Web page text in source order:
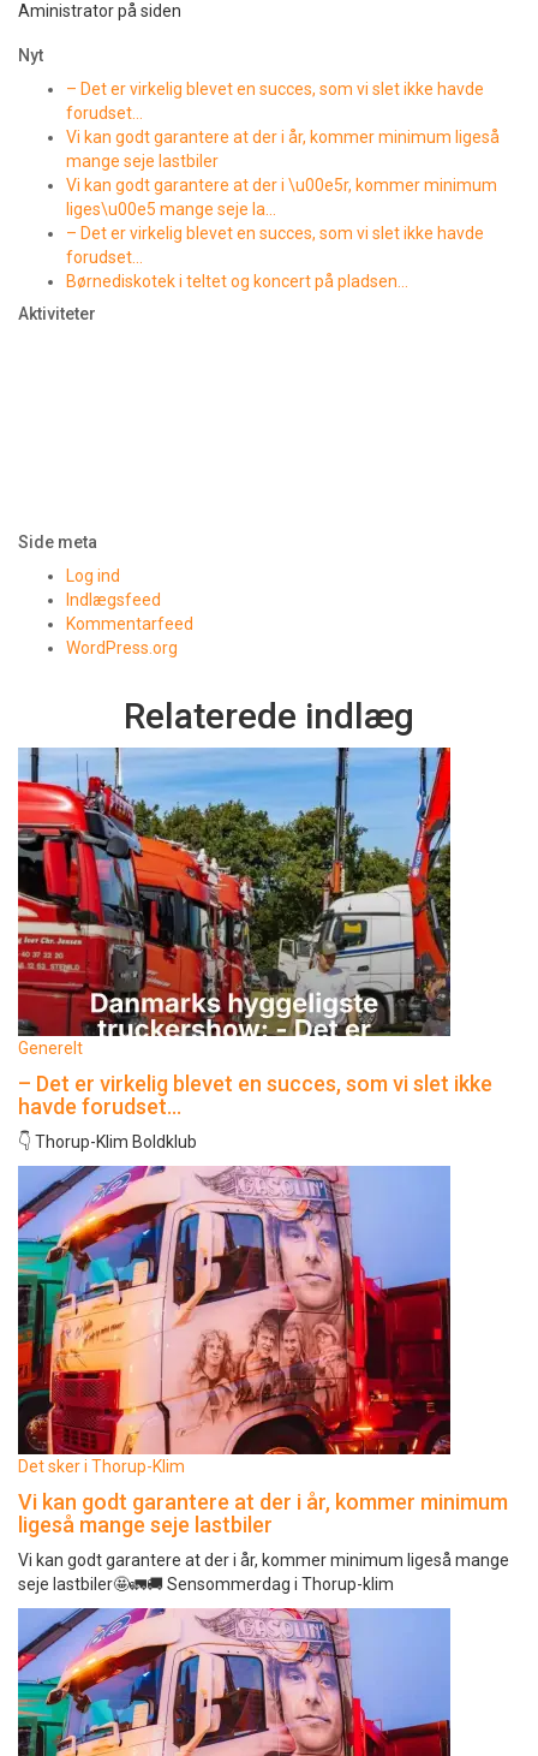
Aministrator på siden
Nyt
– Det er virkelig blevet en succes, som vi slet ikke havde
forudset…
Vi kan godt garantere at der i år, kommer minimum ligeså
mange seje lastbiler
Vi kan godt garantere at der i \u00e5r, kommer minimum
liges\u00e5 mange seje la…
– Det er virkelig blevet en succes, som vi slet ikke havde
forudset…
Børnediskotek i teltet og koncert på pladsen…
Aktiviteter
Side meta
Log ind
Indlægsfeed
Kommentarfeed
WordPress.org
Relaterede indlæg
Generelt
– Det er virkelig blevet en succes, som vi slet ikke
havde forudset…
👇 Thorup-Klim Boldklub
Det sker i Thorup-Klim
Vi kan godt garantere at der i år, kommer minimum
ligeså mange seje lastbiler
Vi kan godt garantere at der i år, kommer minimum ligeså mange
seje lastbiler🤩🚛🚚 Sensommerdag i Thorup-klim